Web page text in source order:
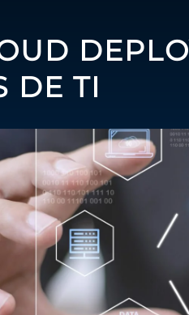
DE TI